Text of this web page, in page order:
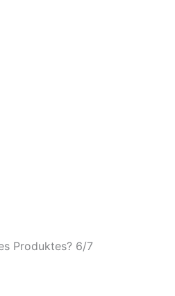
Produktes? 6/7